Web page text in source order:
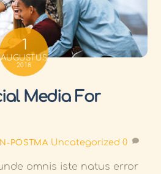
1
AUGUSTUS
2018
Media For
POSTMA Uncategorized 0
omnis iste natus error